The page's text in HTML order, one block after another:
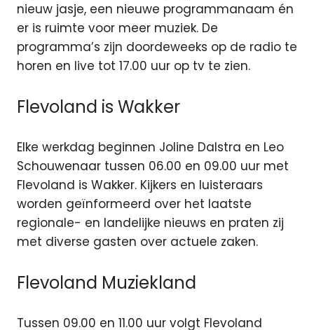
nieuw jasje, een nieuwe programmanaam én
er is ruimte voor meer muziek. De
programma’s zijn doordeweeks op de radio te
horen en live tot 17.00 uur op tv te zien.
Flevoland is Wakker
Elke werkdag beginnen Joline Dalstra en Leo
Schouwenaar tussen 06.00 en 09.00 uur met
Flevoland is Wakker. Kijkers en luisteraars
worden geïnformeerd over het laatste
regionale- en landelijke nieuws en praten zij
met diverse gasten over actuele zaken.
Flevoland Muziekland
Tussen 09.00 en 11.00 uur volgt Flevoland